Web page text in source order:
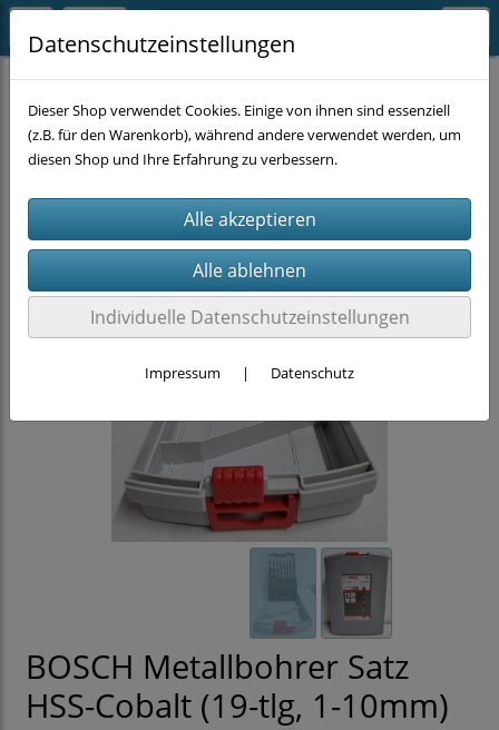
MASCHINEN-ZUBEHÖR BOHREN Metallbohrer
BOSCH Metallbohrer Satz
HSS-Cobalt (19-tlg, 1-10mm)
Datenschutzeinstellungen
Dieser Shop verwendet Cookies. Einige von ihnen sind essenziell
(z.B. für den Warenkorb), während andere verwendet werden, um
diesen Shop und Ihre Erfahrung zu verbessern.
Individuelle Datenschutzeinstellungen
Impressum | Datenschutz